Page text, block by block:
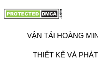
VẬN TẢI HOÀNG
THIẾT KẾ VÀ